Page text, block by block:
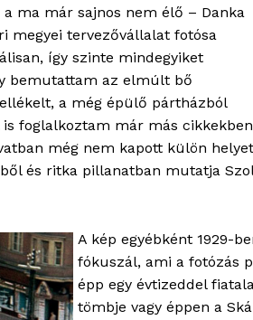
ma már sajnos nem élő – Danka
megyei tervezővállalat fotósa
így szinte mindegyiket
bemutattam az elmúlt bő
a még épülő pártházból
foglalkoztam már más
még nem kapott külön
és ritka pillanatban mutatja
A kép egyébként 1929-
fókuszál, ami a fotózás
épp egy évtizeddel
tömbje vagy éppen a